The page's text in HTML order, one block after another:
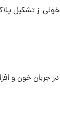
از تشکیل پلاک
جریان خون و